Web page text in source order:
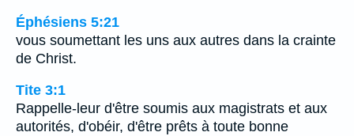
Éphésiens 5:21
vous soumettant les uns aux autres dans la crainte
de Christ.
Tite 3:1
Rappelle-leur d'être soumis aux magistrats et aux
autorités, d'obéir, d'être prêts à toute bonne